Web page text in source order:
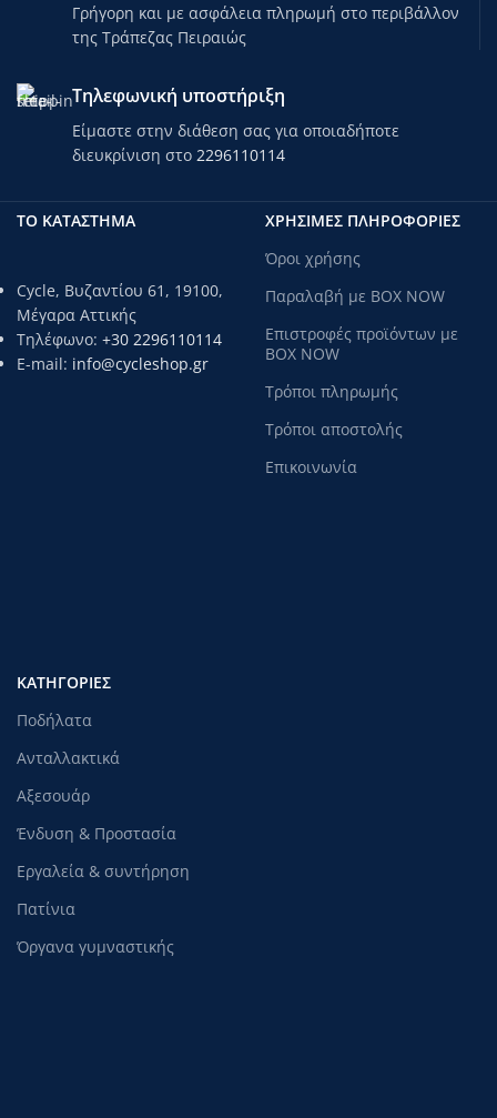
Γρήγορη και με ασφάλεια πληρωμή στο περιβάλλον
της Τράπεζας Πειραιώς
Τηλεφωνική υποστήριξη
Είμαστε στην διάθεση σας για οποιαδήποτε
διευκρίνιση στο 2296110114
ΤΟ ΚΑΤΑΣΤΗΜΑ
Cycle, Βυζαντίου 61, 19100,
Μέγαρα Αττικής
Τηλέφωνο: +30 2296110114
E-mail: info@cycleshop.gr
ΧΡΗΣΙΜΕΣ ΠΛΗΡΟΦΟΡΙΕΣ
Όροι χρήσης
Παραλαβή με BOX NOW
Επιστροφές προϊόντων με
BOX NOW
Τρόποι πληρωμής
Τρόποι αποστολής
Επικοινωνία
ΚΑΤΗΓΟΡΊΕΣ
Ποδήλατα
Ανταλλακτικά
Αξεσουάρ
Ένδυση & Προστασία
Εργαλεία & συντήρηση
Πατίνια
Όργανα γυμναστικής